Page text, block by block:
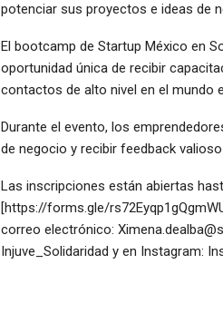
potenciar sus proyectos e ideas de
El bootcamp de Startup México en
oportunidad única de recibir
contactos de alto nivel en el mundo
Durante el evento, los
de negocio y recibir feedback
Las inscripciones están abiertas
[https://forms.gle/
correo electrónico:
Injuve_Solidaridad y en Instagram: